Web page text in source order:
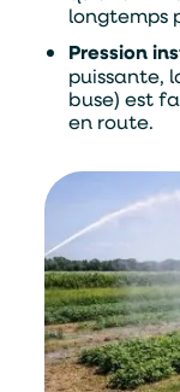
longtemps
Pression
puissante,
buse) est
en route.